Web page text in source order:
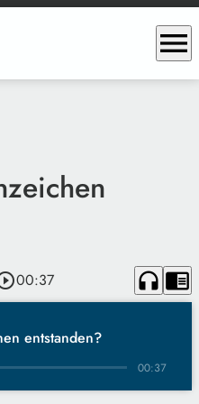
menu
00:37 headphones chrome_reader_mode
entstanden?
00:37